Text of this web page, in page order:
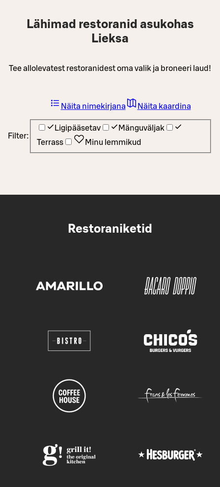
Lähimad restoranid asukohas
Lieksa
Tee allolevatest restoranidest oma valik ja broneeri laud!
Filter:
Ligipääsetav
Mänguväljak
Terrass
Minu lemmikud
Näita nimekirjana Näita kaardina
Restoraniketid